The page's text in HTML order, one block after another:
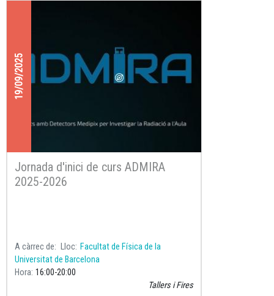
19/09/2025
Jornada d'inici de curs ADMIRA
2025-2026
A càrrec de Lloc Facultat de Física de la
Universitat de Barcelona
Hora 16:00 20:00
Tallers i Fires